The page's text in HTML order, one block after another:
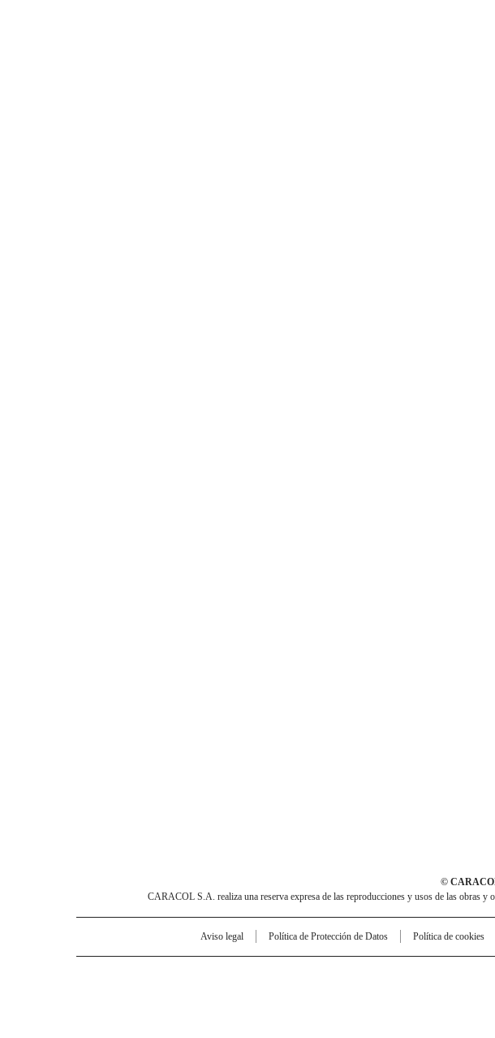
©
CARACOL S.A. realiza una reserva expresa de las reproducciones y usos de las obras y
Aviso legal Política de Protección de Datos Política de cookies